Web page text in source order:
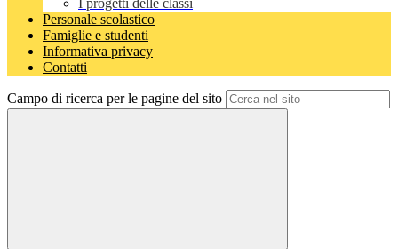
I progetti delle classi
Personale scolastico
Famiglie e studenti
Informativa privacy
Contatti
Campo di ricerca per le pagine del sito